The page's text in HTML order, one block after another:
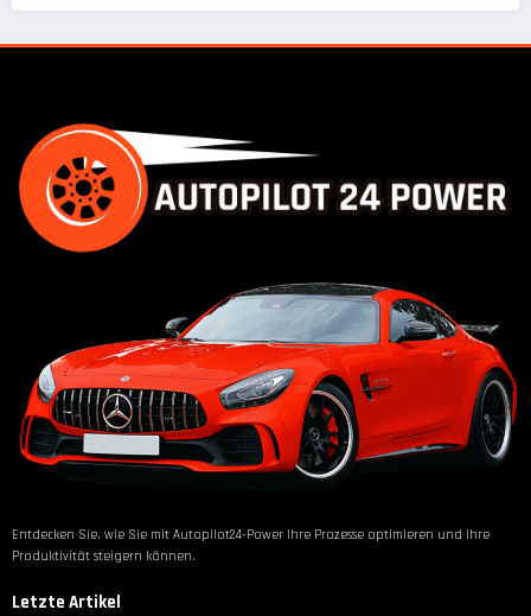
Entdecken Sie, wie Sie mit Autopilot24-Power Ihre Prozesse optimieren und Ihre
Produktivität steigern können.
Letzte Artikel